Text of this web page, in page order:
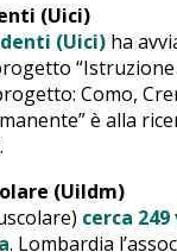
(Uici)
(Uici) ha
Como,
è alla
(Uildm)
cerca
. Lombardia